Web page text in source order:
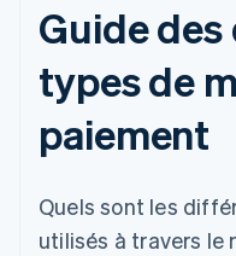
Guide
types de
paiement
Quels sont les
utilisés à travers le